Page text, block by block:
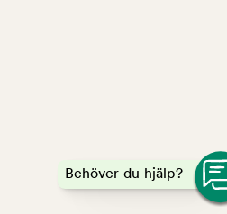
Behöver du hjälp?